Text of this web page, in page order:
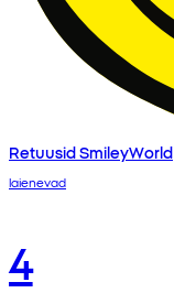
Retuusid SmileyWorld
laienevad
4